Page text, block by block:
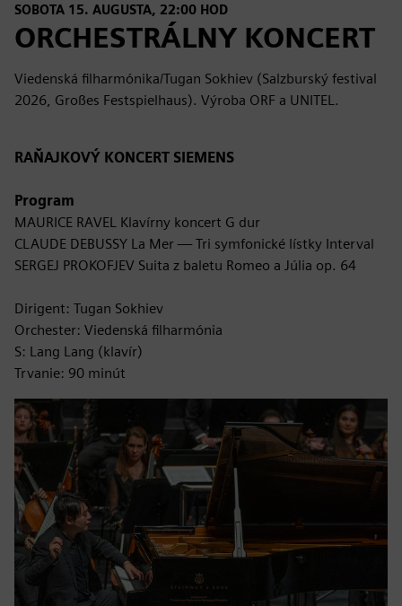
SOBOTA 15. AUGUSTA, 22:00 HOD
ORCHESTRÁLNY KONCERT
Viedenská filharmónika/Tugan Sokhiev (Salzburský festival
2026, Großes Festspielhaus). Výroba ORF a UNITEL.
RAŇAJKOVÝ KONCERT SIEMENS
Program
MAURICE RAVEL Klavírny koncert G dur
CLAUDE DEBUSSY La Mer — Tri symfonické lístky Interval
SERGEJ PROKOFJEV Suita z baletu Romeo a Júlia op. 64
Dirigent: Tugan Sokhiev
Orchester: Viedenská filharmónia
S: Lang Lang (klavír)
Trvanie: 90 minút